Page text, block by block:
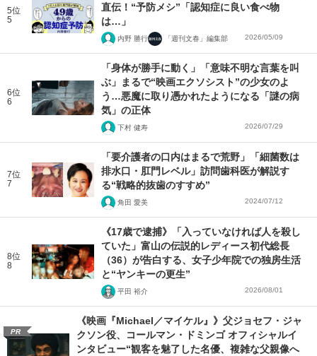
5位
5
直伝！“予防メシ”「認知症に良い食べ物
は…」
内野 勝行 「週刊文春」編集部 2026/05/09
6位
6
「身体が勝手に動く」「意味不明な言葉を叫
ぶ」まるで“映画エクソシスト”の少女のよ
う…悪魔に取り憑かれたようになる「謎の病
気」の正体
下村 健寿 2026/07/29
7位
7
「要介護者の口内はまるで荒野」「細菌数は
排水口・肛門レベル」訪問歯科医が解説す
る“戦略的抜歯のすすめ”
角田 愛美 2024/07/12
8位
8
《17歳で逮捕》「入っていなければ人を殺し
ていた」富山の伝説的レディース初代総長
（36）が告白する、女子少年院での独房生活
と“ヤンキーの更生”
平田 裕介 2026/08/01
PR
《映画『Michael／マイケル』》父ジョセフ・ジャ
クソン役、コールマン・ドミンゴ オフィシャルイ
ンタビュー“観客を魅了した名優、複雑な父親像へ